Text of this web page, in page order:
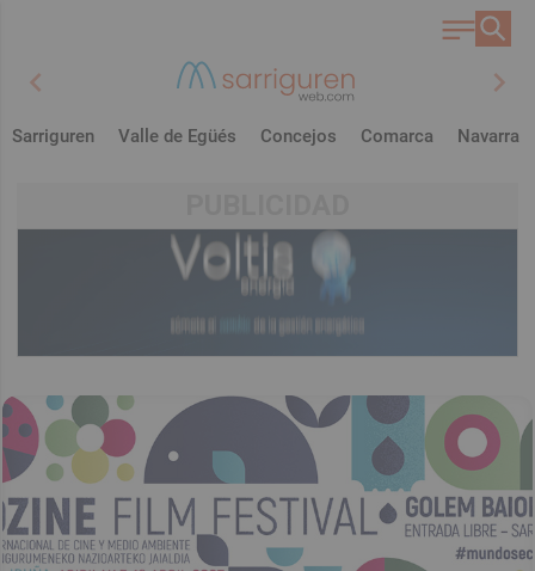
chevron_left chevron_right
Sarriguren Valle de Egüés Concejos Comarca Navarra